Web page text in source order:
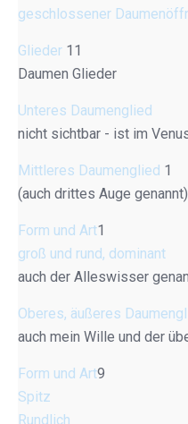
geschlossener
Glieder 11
Daumen Glieder
Unteres Daumenglied
nicht sichtbar - ist im
Mittleres Daumenglied 1
(auch drittes Auge genannt)
Form und Art1
groß und rund, dominant
auch der Alleswisser
Oberes, äußeres
auch mein Wille und der
Form und Art9
Spitz
Rundlich